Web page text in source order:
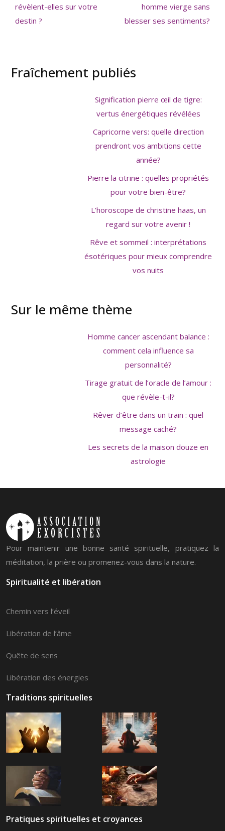
révèlent-elles sur votre
destin ?
homme vierge sans
blesser ses sentiments?
Fraîchement publiés
Signification pierre œil de tigre:
vertus énergétiques révélées
Capricorne vers: quelle direction
prendront vos ambitions cette
année?
Pierre la citrine : quelles propriétés
pour votre bien-être?
L’horoscope de christine haas, un
regard sur votre avenir !
Rêve et sommeil : interprétations
ésotériques pour mieux comprendre
vos nuits
Sur le même thème
Homme cancer ascendant balance :
comment cela influence sa
personnalité?
Tirage gratuit de l’oracle de l’amour :
que révèle-t-il?
Rêver d’être dans un train : quel
message caché?
Les secrets de la maison douze en
astrologie
Pour maintenir une bonne santé spirituelle, pratiquez la
méditation, la prière ou promenez-vous dans la nature.
Spiritualité et libération
Chemin vers l’éveil
Libération de l’âme
Quête de sens
Libération des énergies
Traditions spirituelles
Pratiques spirituelles et croyances